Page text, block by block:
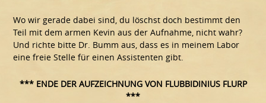
Wo wir gerade dabei sind, du löschst doch bestimmt den
Teil mit dem armen Kevin aus der Aufnahme, nicht wahr?
Und richte bitte Dr. Bumm aus, dass es in meinem Labor
eine freie Stelle für einen Assistenten gibt.
*** ENDE DER AUFZEICHNUNG VON FLUBBIDINIUS FLURP
***